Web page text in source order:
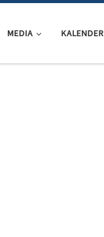
MEDIA KALENDER